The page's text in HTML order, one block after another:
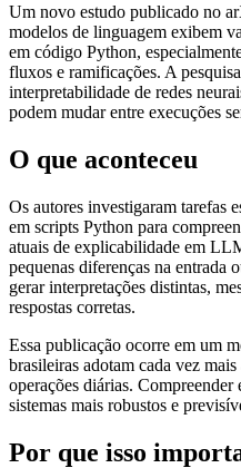
Um novo estudo publicado no
modelos de linguagem exibem
em código Python,
fluxos e ramificações. A
interpretabilidade de redes
podem mudar entre execuções
O que aconteceu
Os autores investigaram tarefas
em scripts Python para
atuais de explicabilidade em
pequenas diferenças na entrada
gerar interpretações distintas,
respostas corretas.
Essa publicação ocorre em um
brasileiras adotam cada vez
operações diárias.
sistemas mais robustos e
Por que isso